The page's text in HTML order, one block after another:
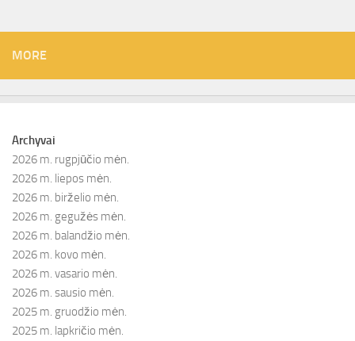
MORE
Archyvai
2026 m. rugpjūčio mėn.
2026 m. liepos mėn.
2026 m. birželio mėn.
2026 m. gegužės mėn.
2026 m. balandžio mėn.
2026 m. kovo mėn.
2026 m. vasario mėn.
2026 m. sausio mėn.
2025 m. gruodžio mėn.
2025 m. lapkričio mėn.